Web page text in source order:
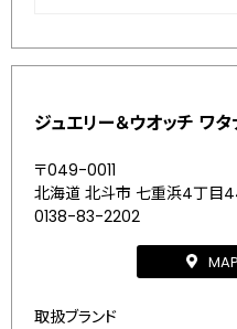
ジュエリー＆ウオッチ ワ
〒049-0011
北海道 北斗市 七重浜4丁目
0138-83-2202
取扱ブランド